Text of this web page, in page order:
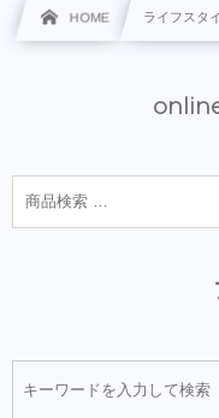
HOME ライフスタ